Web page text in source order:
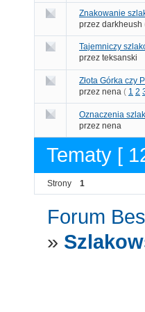
Znakowanie
przez darkheush
Tajemniczy
przez teksanski
Złota Górka czy
przez nena ( 1 2
Oznaczenia
przez nena
Tematy [
Strony 1
Forum
»